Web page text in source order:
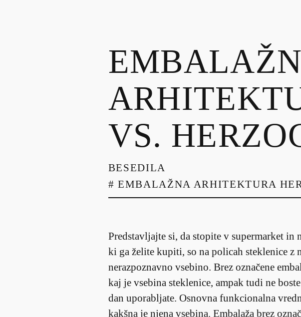
VS.
BESEDILA
# EMBALAŽNA ARHITEKTURA
Predstavljajte si, da stopite v supermarket in
ki ga želite kupiti, so na policah steklenice z
nerazpoznavno vsebino. Brez označene
kaj je vsebina steklenice, ampak tudi ne
dan uporabljate. Osnovna funkcionalna
kakšna je njena vsebina. Embalaža brez